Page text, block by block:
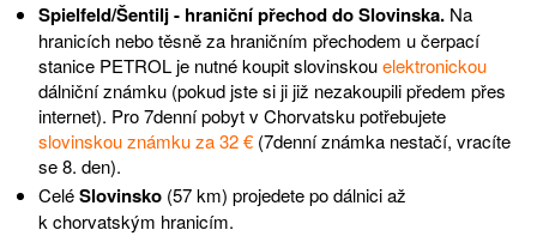
Spielfeld/Šentilj - hraniční přechod do Slovinska. Na
hranicích nebo těsně za hraničním přechodem u čerpací
stanice PETROL je nutné koupit slovinskouelektronickou
dálniční známku (pokud jste si ji již nezakoupili předem přes
internet). Pro 7denní pobyt v Chorvatsku potřebujete
slovinskou známku za 32 €(7denní známka nestačí, vracíte
se 8. den).
CeléSlovinsko(57 km) projedete po dálnici až
k chorvatským hranicím.